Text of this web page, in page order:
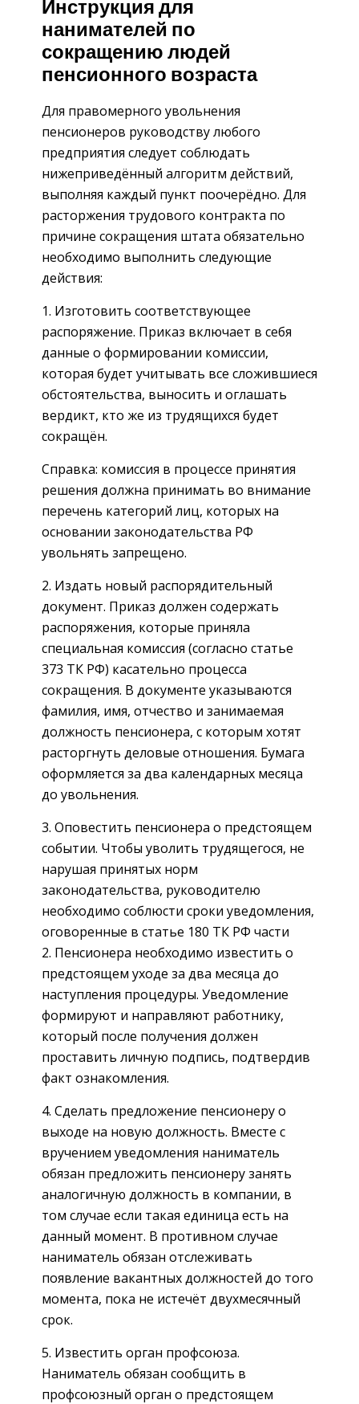
Инструкция для
нанимателей по
сокращению людей
пенсионного возраста
Для правомерного увольнения
пенсионеров руководству любого
предприятия следует соблюдать
нижеприведённый алгоритм действий,
выполняя каждый пункт поочерёдно. Для
расторжения трудового контракта по
причине сокращения штата обязательно
необходимо выполнить следующие
действия:
1. Изготовить соответствующее
распоряжение. Приказ включает в себя
данные о формировании комиссии,
которая будет учитывать все сложившиеся
обстоятельства, выносить и оглашать
вердикт, кто же из трудящихся будет
сокращён.
Справка: комиссия в процессе принятия
решения должна принимать во внимание
перечень категорий лиц, которых на
основании законодательства РФ
увольнять запрещено.
2. Издать новый распорядительный
документ. Приказ должен содержать
распоряжения, которые приняла
специальная комиссия (согласно статье
373 ТК РФ) касательно процесса
сокращения. В документе указываются
фамилия, имя, отчество и занимаемая
должность пенсионера, с которым хотят
расторгнуть деловые отношения. Бумага
оформляется за два календарных месяца
до увольнения.
3. Оповестить пенсионера о предстоящем
событии. Чтобы уволить трудящегося, не
нарушая принятых норм
законодательства, руководителю
необходимо соблюсти сроки уведомления,
оговоренные в статье 180 ТК РФ части
2. Пенсионера необходимо известить о
предстоящем уходе за два месяца до
наступления процедуры. Уведомление
формируют и направляют работнику,
который после получения должен
проставить личную подпись, подтвердив
факт ознакомления.
4. Сделать предложение пенсионеру о
выходе на новую должность. Вместе с
вручением уведомления наниматель
обязан предложить пенсионеру занять
аналогичную должность в компании, в
том случае если такая единица есть на
данный момент. В противном случае
наниматель обязан отслеживать
появление вакантных должностей до того
момента, пока не истечёт двухмесячный
срок.
5. Известить орган профсоюза.
Наниматель обязан сообщить в
профсоюзный орган о предстоящем